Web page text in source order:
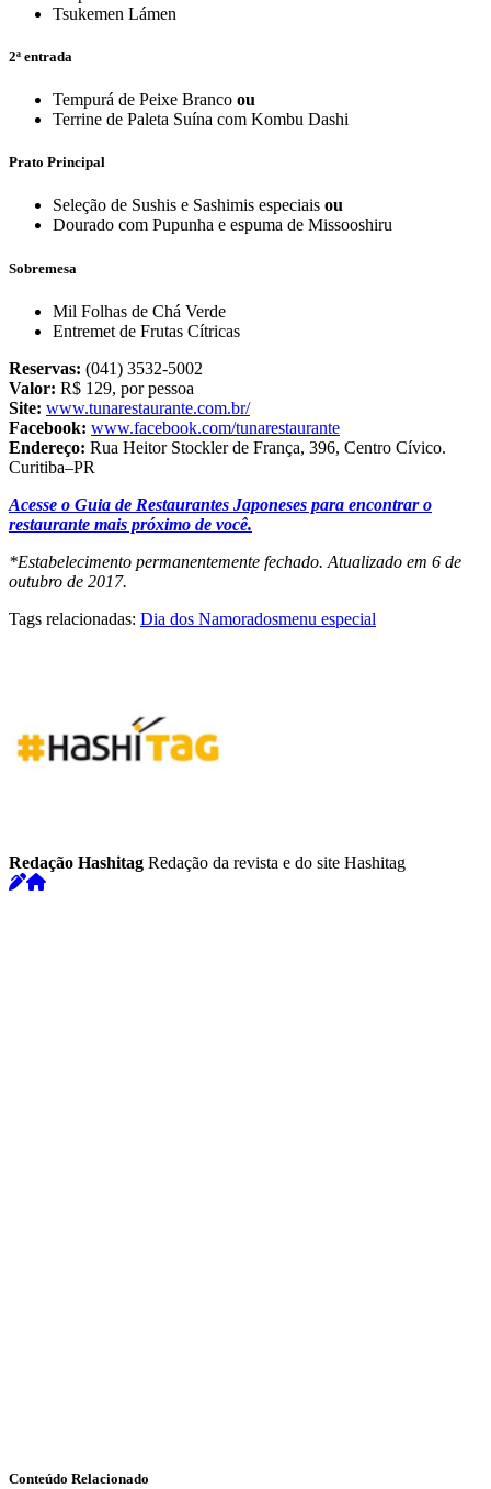
Tsukemen Lámen
2ª entrada
Tempurá de Peixe Branco ou
Terrine de Paleta Suína com Kombu Dashi
Prato Principal
Seleção de Sushis e Sashimis especiais ou
Dourado com Pupunha e espuma de Missooshiru
Sobremesa
Mil Folhas de Chá Verde
Entremet de Frutas Cítricas
Reservas: (041) 3532-5002
Valor: R$ 129, por pessoa
Site: www.tunarestaurante.com.br/
Facebook: www.facebook.com/tunarestaurante
Endereço: Rua Heitor Stockler de França, 396, Centro Cívico.
Curitiba–PR
Acesse o Guia de Restaurantes Japoneses para encontrar o
restaurante mais próximo de você.
*Estabelecimento permanentemente fechado. Atualizado em 6 de
outubro de 2017.
Tags relacionadas: Dia dos Namoradosmenu especial
Redação Hashitag Redação da revista e do site Hashitag
Conteúdo Relacionado